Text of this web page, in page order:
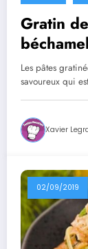
Gratin
béchamel
Les pâtes
savoureux qui
Xavier
02/09/2019